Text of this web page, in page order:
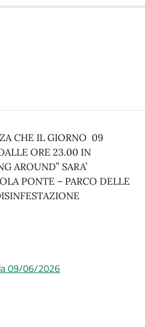
CHE IL GIORNO 09
ORE 23.00 IN
AROUND” SARA’
PONTE – PARCO DELLE
09/06/2026